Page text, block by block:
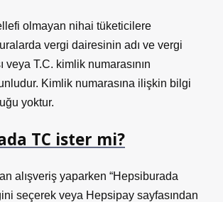
olmayan nihai tüketicilere
vergi dairesinin adı ve vergi
veya T.C. kimlik numarasının
Kimlik numarasına ilişkin bilgi
yoktur.
TC ister mi?
alışveriş yaparken “Hepsiburada
seçerek veya Hepsipay sayfasından